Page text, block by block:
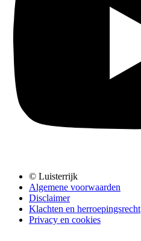
© Luisterrijk
Algemene voorwaarden
Disclaimer
Klachten en herroepingsrecht
Privacy en cookies